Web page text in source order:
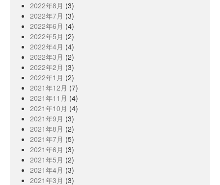
2022年8月 (3)
2022年7月 (3)
2022年6月 (4)
2022年5月 (2)
2022年4月 (4)
2022年3月 (2)
2022年2月 (3)
2022年1月 (2)
2021年12月 (7)
2021年11月 (4)
2021年10月 (4)
2021年9月 (3)
2021年8月 (2)
2021年7月 (5)
2021年6月 (3)
2021年5月 (2)
2021年4月 (3)
2021年3月 (3)